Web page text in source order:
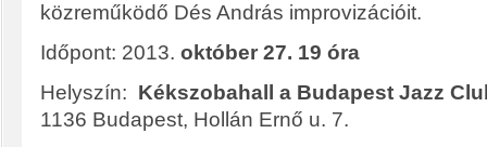
közreműködő Dés András improvizációit.
Időpont: 2013. október 27. 19 óra
Helyszín: Kékszobahall a Budapest Jazz
1136 Budapest, Hollán Ernő u. 7.